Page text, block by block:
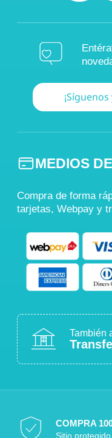
MEDIOS
Compra de forma
tarjetas, Webpay y
También
COMPRA
Sitio protegido